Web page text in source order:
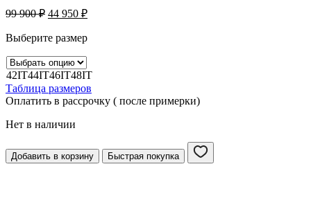
99 900₽ 44 950 ₽
Выберите размер
42IT44IT46IT48IT
Таблица размеров
Оплатить в рассрочку ( после примерки)
Нет в наличии
Добавить в корзину Быстрая покупка